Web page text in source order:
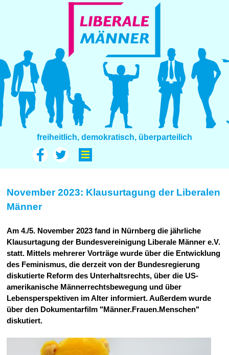
freiheitlich, demokratisch, überparteilich
November 2023: Klausurtagung der Liberalen
Männer
Am 4./5. November 2023 fand in Nürnberg die jährliche
Klausurtagung der Bundesvereinigung Liberale Männer e.V.
statt. Mittels mehrerer Vorträge wurde über die Entwicklung
des Feminismus, die derzeit von der Bundesregierung
diskutierte Reform des Unterhaltsrechts, über die US-
amerikanische Männerrechtsbewegung und über
Lebensperspektiven im Alter informiert. Außerdem wurde
über den Dokumentarfilm "Männer.Frauen.Menschen"
diskutiert.